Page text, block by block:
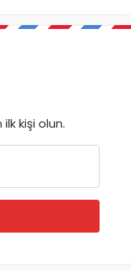
kişi olun.